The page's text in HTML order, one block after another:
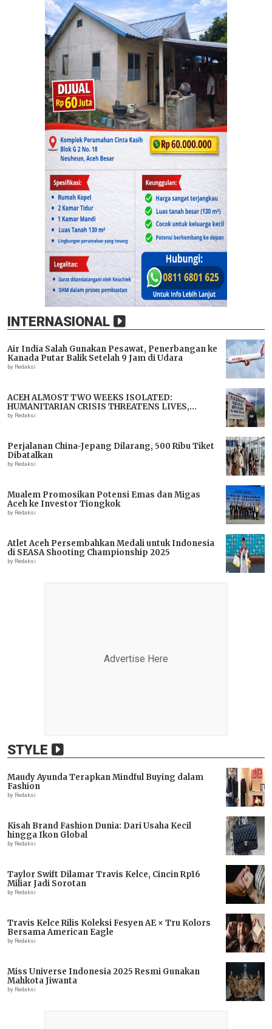
INTERNASIONAL
Air India Salah Gunakan Pesawat, Penerbangan ke
Kanada Putar Balik Setelah 9 Jam di Udara
by Redaksi
ACEH ALMOST TWO WEEKS ISOLATED:
HUMANITARIAN CRISIS THREATENS LIVES,
IMMEDIATE ASSISTANCE URGENTLY NEEDED
by Redaksi
Perjalanan China-Jepang Dilarang, 500 Ribu Tiket
Dibatalkan
by Redaksi
Mualem Promosikan Potensi Emas dan Migas
Aceh ke Investor Tiongkok
by Redaksi
Atlet Aceh Persembahkan Medali untuk Indonesia
di SEASA Shooting Championship 2025
by Redaksi
Advertise Here
STYLE
Maudy Ayunda Terapkan Mindful Buying dalam
Fashion
by Redaksi
Kisah Brand Fashion Dunia: Dari Usaha Kecil
hingga Ikon Global
by Redaksi
Taylor Swift Dilamar Travis Kelce, Cincin Rp16
Miliar Jadi Sorotan
by Redaksi
Travis Kelce Rilis Koleksi Fesyen AE × Tru Kolors
Bersama American Eagle
by Redaksi
Miss Universe Indonesia 2025 Resmi Gunakan
Mahkota Jiwanta
by Redaksi